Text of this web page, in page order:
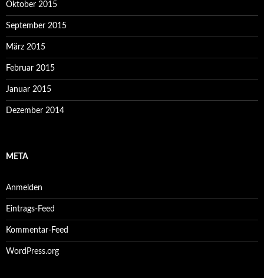
Oktober 2015
September 2015
März 2015
Februar 2015
Januar 2015
Dezember 2014
META
Anmelden
Eintrags-Feed
Kommentar-Feed
WordPress.org